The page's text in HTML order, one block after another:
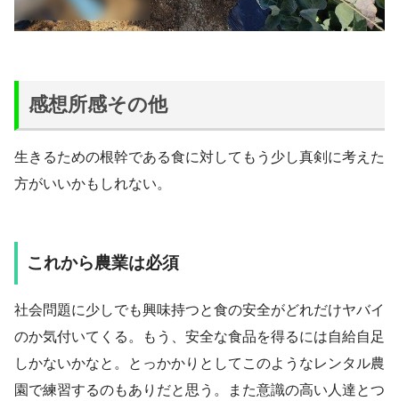
感想所感その他
生きるための根幹である食に対してもう少し真剣に考えた
方がいいかもしれない。
これから農業は必須
社会問題に少しでも興味持つと食の安全がどれだけヤバイ
のか気付いてくる。もう、安全な食品を得るには自給自足
しかないかなと。とっかかりとしてこのようなレンタル農
園で練習するのもありだと思う。また意識の高い人達とつ